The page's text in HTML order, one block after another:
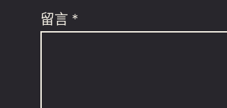
留言 *